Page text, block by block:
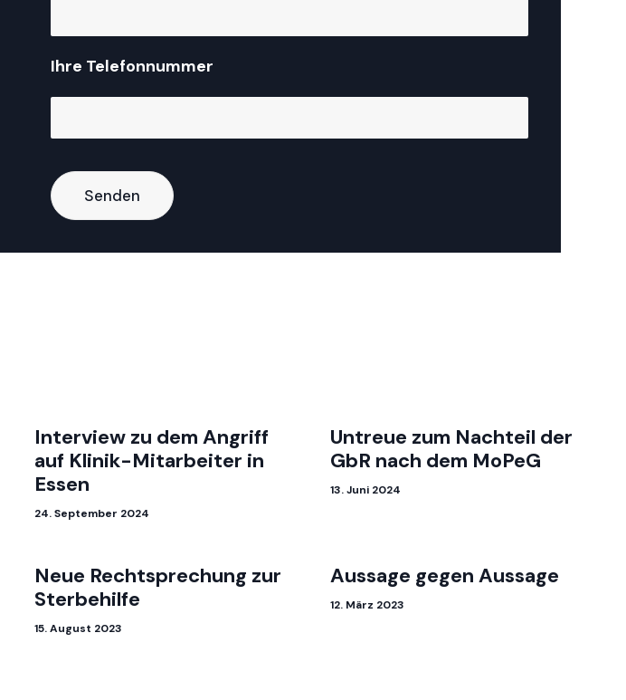
Ihre Telefonnummer
Interview zu dem Angriff
auf Klinik-Mitarbeiter in
Essen
24. September 2024
Untreue zum Nachteil der
GbR nach dem MoPeG
13. Juni 2024
Neue Rechtsprechung zur
Sterbehilfe
15. August 2023
Aussage gegen Aussage
12. März 2023